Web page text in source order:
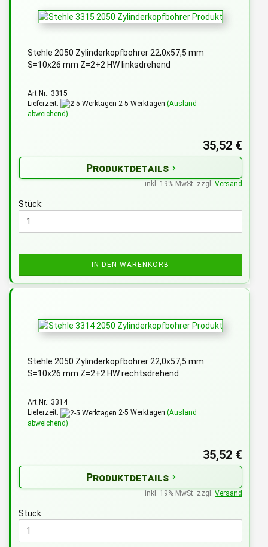
Stehle 2050 Zylinderkopfbohrer 22,0x57,5 mm
S=10x26 mm Z=2+2 HW linksdrehend
Art.Nr.: 3315
Lieferzeit:
2-5 Werktagen (Ausland
abweichend)
35,52 €
Produktdetails
inkl. 19% MwSt. zzgl. Versand
Stück:
IN DEN WARENKORB
Stehle 2050 Zylinderkopfbohrer 22,0x57,5 mm
S=10x26 mm Z=2+2 HW rechtsdrehend
Art.Nr.: 3314
Lieferzeit:
2-5 Werktagen (Ausland
abweichend)
35,52 €
Produktdetails
inkl. 19% MwSt. zzgl. Versand
Stück: